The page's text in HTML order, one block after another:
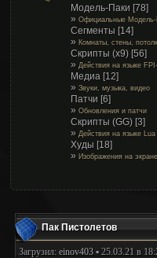
Модель-Паки [78]
» Официальные Модель-
Сегменты [14]
» Комнаты, стены,
Скрипты (x9) [56]
» Действия на языке
Медиа [12]
» Звуки, музыка, видео
Патчи [6]
» Обновления и патчи
Скрипты (GG) [3]
» Действия на языке Lua
Худы [18]
» Изображения на экране
Пак Пистолетов
Загрузил: einov403 ▪ 25.03.21 в